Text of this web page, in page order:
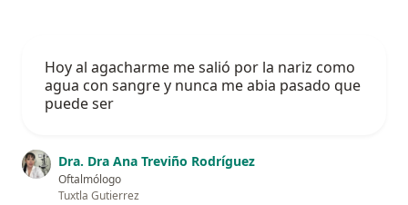
Hoy al agacharme me salió por la nariz como
agua con sangre y nunca me abia pasado que
puede ser
Dra. Dra Ana Treviño Rodríguez
Oftalmólogo
Tuxtla Gutierrez